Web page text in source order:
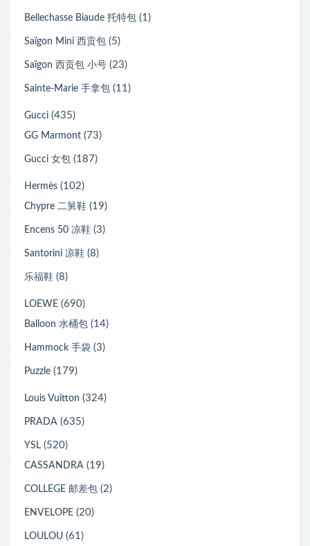
Bellechasse Biaude 托特包 (1)
Saïgon Mini 西贡包 (5)
Saïgon 西贡包 小号 (23)
Sainte-Marie 手拿包 (11)
Gucci (435)
GG Marmont (73)
Gucci 女包 (187)
Hermès (102)
Chypre 二舅鞋 (19)
Encens 50 凉鞋 (3)
Santorini 凉鞋 (8)
乐福鞋 (8)
LOEWE (690)
Balloon 水桶包 (14)
Hammock 手袋 (3)
Puzzle (179)
Louis Vuitton (324)
PRADA (635)
YSL (520)
CASSANDRA (19)
COLLEGE 邮差包 (2)
ENVELOPE (20)
LOULOU (61)